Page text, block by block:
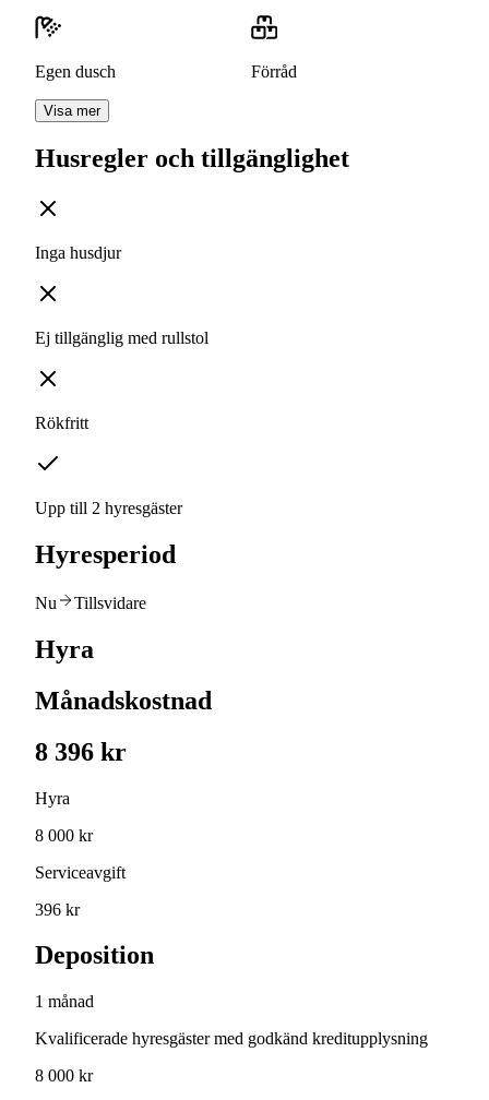
Egen dusch Förråd
Visa mer
Husregler och tillgänglighet
Inga husdjur
Ej tillgänglig med rullstol
Rökfritt
Upp till 2 hyresgäster
Hyresperiod
Nu Tillsvidare
Hyra
Månadskostnad
8 396 kr
Hyra
8 000 kr
Serviceavgift
396 kr
Deposition
1 månad
Kvalificerade hyresgäster med godkänd kreditupplysning
8 000 kr